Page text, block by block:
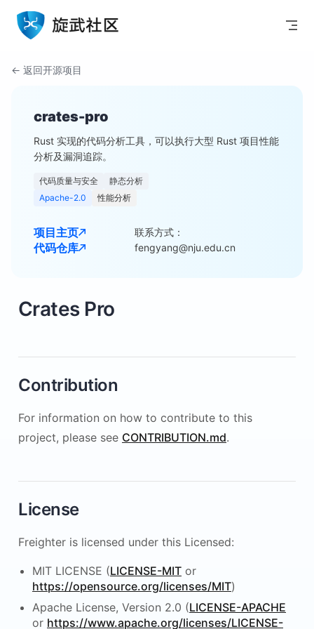
Skip to content
← 返回开源项目
crates-pro
Rust 实现的代码分析工具，可以执行大型 Rust 项目性能
分析及漏洞追踪。
代码质量与安全
静态分析
Apache-2.0
性能分析
项目主页
代码仓库
联系方式：
fengyang@nju.edu.cn
Crates Pro
Contribution
For information on how to contribute to this
project, please see CONTRIBUTION.md.
License
Freighter is licensed under this Licensed:
MIT LICENSE (LICENSE-MIT or
https://opensource.org/licenses/MIT)
Apache License, Version 2.0 (LICENSE-APACHE
or https://www.apache.org/licenses/LICENSE-